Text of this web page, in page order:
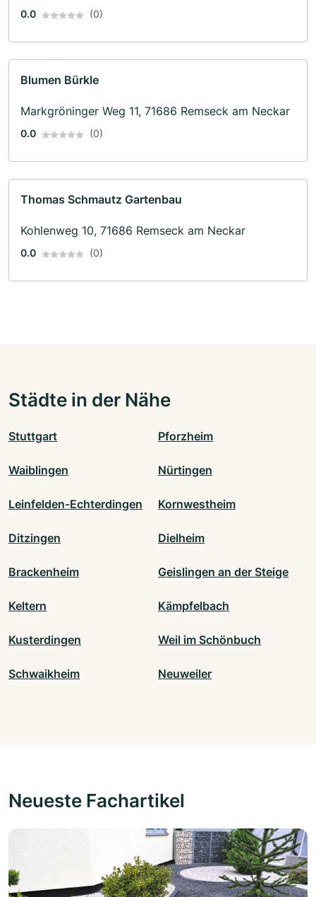
0.0 (0)
Blumen Bürkle
Markgröninger Weg 11, 71686 Remseck am Neckar
0.0 (0)
Thomas Schmautz Gartenbau
Kohlenweg 10, 71686 Remseck am Neckar
0.0 (0)
Städte in der Nähe
Stuttgart Pforzheim
Waiblingen Nürtingen
Leinfelden-Echterdingen Kornwestheim
Ditzingen Dielheim
Brackenheim Geislingen an der Steige
Keltern Kämpfelbach
Kusterdingen Weil im Schönbuch
Schwaikheim Neuweiler
Neueste Fachartikel